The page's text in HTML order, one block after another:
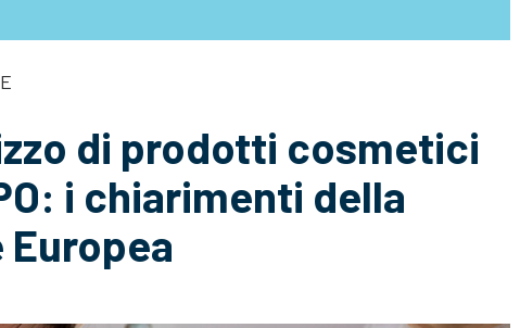
di prodotti cosmetici
i chiarimenti della